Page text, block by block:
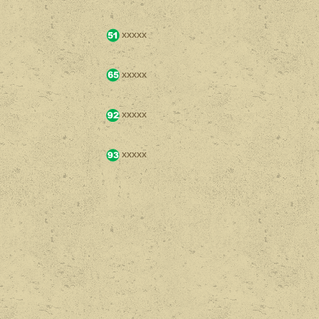
xxxxx
xxxxx
xxxxx
xxxxx